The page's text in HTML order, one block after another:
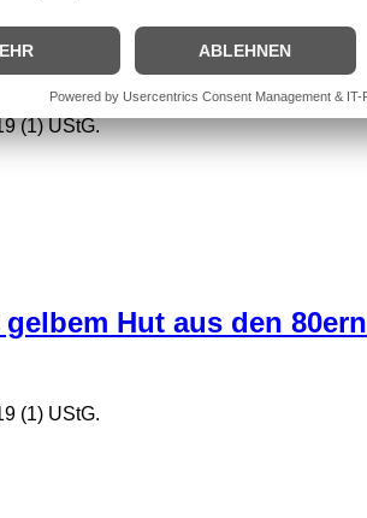
(1) UStG.
Hut aus den 80ern
(1) UStG.